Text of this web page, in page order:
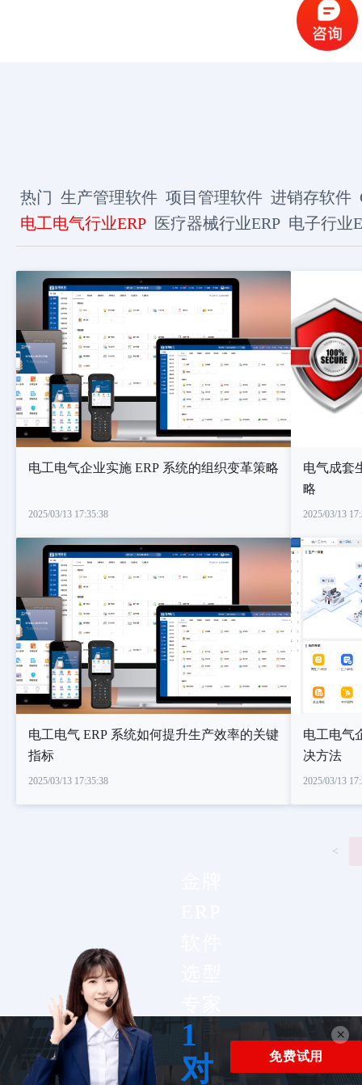
热门 生产管理软件 项目管理软件 进销存软件
电工电气行业ERP 医疗器械行业ERP 电子行业
电工电气企业实施 ERP 系统的组织变革策略
2025/03/13 17:35:38
电气成套
略
2025/03/13
电工电气 ERP 系统如何提升生产效率的关键
指标
2025/03/13 17:35:38
电工电气
决方法
2025/03/13
<
×
1
对
免费试用